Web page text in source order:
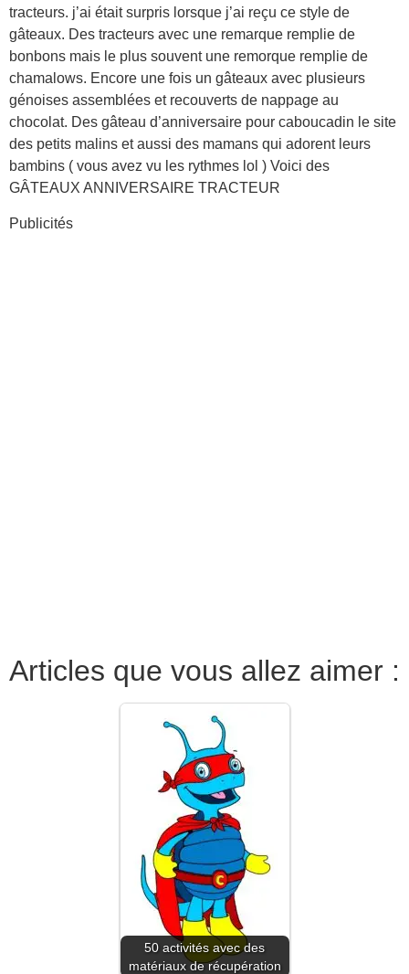
tracteurs. j’ai était surpris lorsque j’ai reçu ce style de
gâteaux. Des tracteurs avec une remarque remplie de
bonbons mais le plus souvent une remorque remplie de
chamalows. Encore une fois un gâteaux avec plusieurs
génoises assemblées et recouverts de nappage au
chocolat. Des gâteau d’anniversaire pour caboucadin le site
des petits malins et aussi des mamans qui adorent leurs
bambins ( vous avez vu les rythmes lol ) Voici des
GÂTEAUX ANNIVERSAIRE TRACTEUR
Publicités
Articles que vous allez aimer :
50 activités avec des
matériaux de récupération